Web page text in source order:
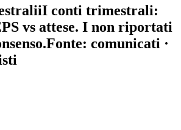
iI conti trimestrali:
vs attese. I non riportati
Fonte: comunicati ·